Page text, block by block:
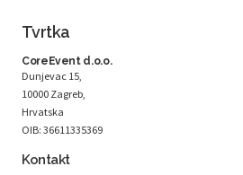
Tvrtka
CoreEvent d.o.o.
Dunjevac 15,
10000 Zagreb,
Hrvatska
OIB: 36611335369
Kontakt